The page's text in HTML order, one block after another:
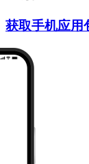
获取手机应用